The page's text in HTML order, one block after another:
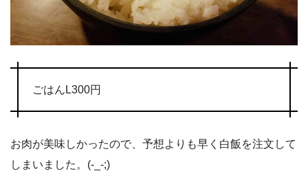
ごはんL300円
お肉が美味しかったので、予想よりも早く白飯を注文して
しまいました。(-_-;)